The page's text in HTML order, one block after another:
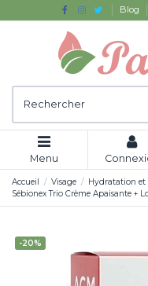
Blog
Menu
Accueil Visage Hydratation
Sébionex Trio Crème Apaisante +
-20%